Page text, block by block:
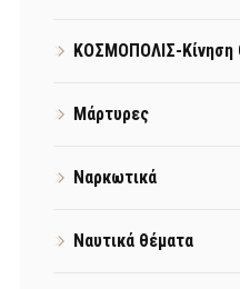
ΚΟΣΜΟΠΟΛΙΣ-Κίνηση
Μάρτυρες
Ναρκωτικά
Ναυτικά θέματα